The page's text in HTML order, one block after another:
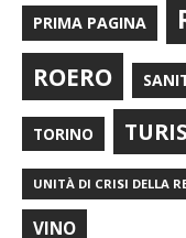
PRIMA PAGINA
ROERO
TORINO
UNITÀ DI CRISI DELLA
VINO